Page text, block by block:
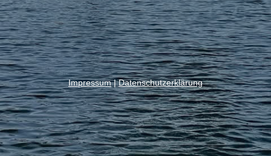
Impressum|Datenschutzerklärung